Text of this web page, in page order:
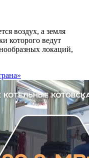
воздух, а земля
которого ведут
локаций,